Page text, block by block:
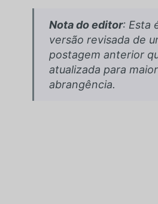
Nota do editor: Esta
versão revisada de
postagem anterior
atualizada para
abrangência.